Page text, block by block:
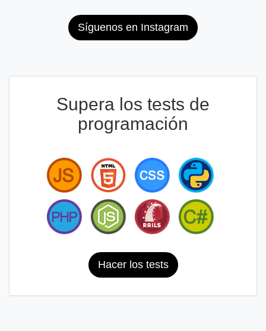
Síguenos en Instagram
Supera los tests de
programación
Hacer los tests